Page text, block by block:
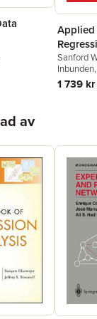
Sanford
Inbunden
1 739 kr
av